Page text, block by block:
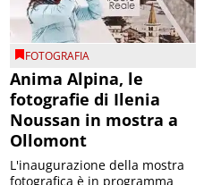
FOTOGRAFIA
Anima Alpina, le
fotografie di Ilenia
Noussan in mostra a
Ollomont
L'inaugurazione della mostra
fotografica è in programma